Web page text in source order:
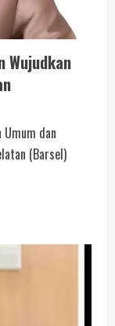
Wujudkan
Umum dan
(Barsel)